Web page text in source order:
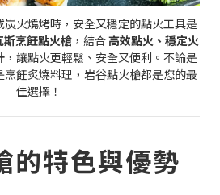
火燒烤時，安全又穩定的點火工具是
斯烹飪點火槍，結合高效點火、穩定火
，讓點火更輕鬆、安全又便利。不論是
飪炙燒料理，岩谷點火槍都是您的最
佳選擇！
的特色與優勢